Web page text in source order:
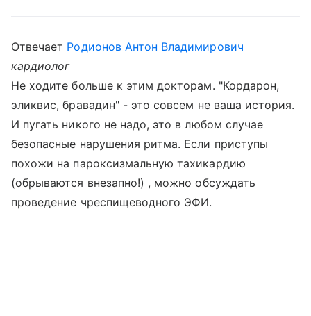
Отвечает Родионов Антон Владимирович
кардиолог
Не ходите больше к этим докторам. "Кордарон,
эликвис, бравадин" - это совсем не ваша история.
И пугать никого не надо, это в любом случае
безопасные нарушения ритма. Если приступы
похожи на пароксизмальную тахикардию
(обрываются внезапно!) , можно обсуждать
проведение чреспищеводного ЭФИ.